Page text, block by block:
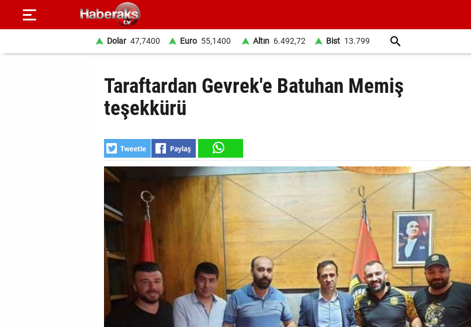
Dolar 47,7400 Euro 55,1400 Altın 6.492,72 Bist 13.799
Taraftardan Gevrek'e Batuhan Memiş
teşekkürü